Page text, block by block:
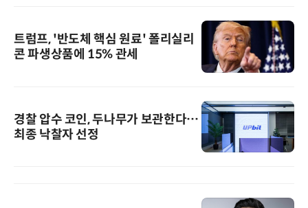
트럼프, '반도체 핵심 원료' 폴리실리
콘 파생상품에 15% 관세
경찰 압수 코인, 두나무가 보관한다…
최종 낙찰자 선정